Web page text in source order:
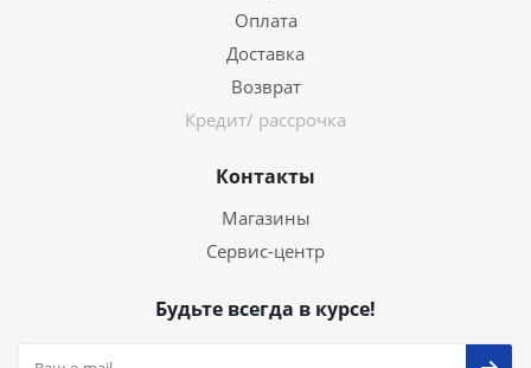
Оплата
Доставка
Возврат
Кредит/ рассрочка
Контакты
Магазины
Сервис-центр
Будьте всегда в курсе!